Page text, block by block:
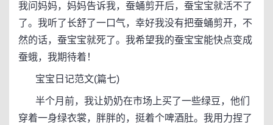
我问妈妈，妈妈告诉我，蚕蛹剪开后，蚕宝宝就活不了
了。我听了长舒了一口气，幸好我没有把蚕蛹剪开，不
然的话，蚕宝宝就死了。我希望我的蚕宝宝能快点变成
蚕蛾，我期待着！
宝宝日记范文(篇七)
半个月前，我让奶奶在市场上买了一些绿豆，他们
穿着一身绿衣裳，胖胖的，挺着个啤酒肚。我用力捏了